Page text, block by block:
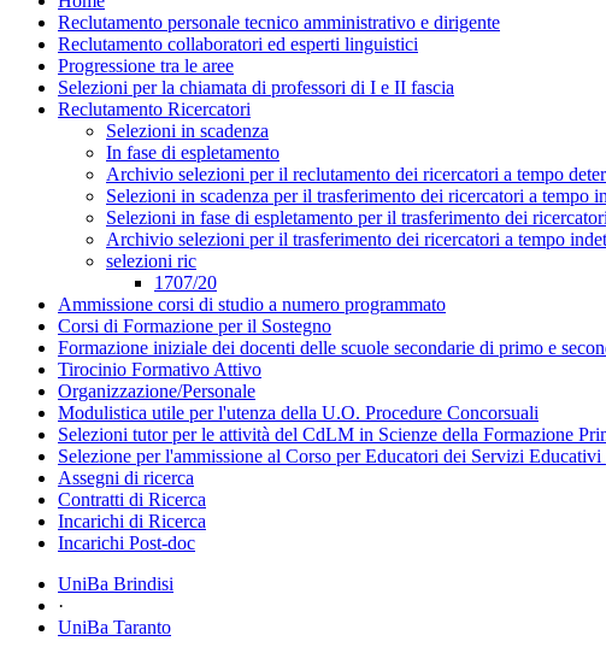
Reclutamento personale tecnico amministrativo e dirigente
Reclutamento collaboratori ed esperti linguistici
Progressione tra le aree
Selezioni per la chiamata di professori di I e II fascia
Reclutamento Ricercatori
Selezioni in scadenza
In fase di espletamento
Archivio selezioni per il reclutamento dei ricercatori a tempo
Selezioni in scadenza per il trasferimento dei ricercatori a tempo
Selezioni in fase di espletamento per il trasferimento dei
Archivio selezioni per il trasferimento dei ricercatori a tempo
selezioni ric
1707/20
Ammissione corsi di studio a numero programmato
Corsi di Formazione per il Sostegno
Formazione iniziale dei docenti delle scuole secondarie di primo e
Tirocinio Formativo Attivo
Organizzazione/Personale
Modulistica utile per l'utenza della U.O. Procedure Concorsuali
Selezioni tutor per le attività del CdLM in Scienze della Formazione
Selezione per l'ammissione al Corso per Educatori dei Servizi
Assegni di ricerca
Contratti di Ricerca
Incarichi di Ricerca
Incarichi Post-doc
UniBa Brindisi
·
UniBa Taranto